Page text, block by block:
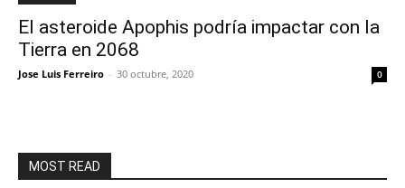
El asteroide Apophis podría impactar con la
Tierra en 2068
Jose Luis Ferreiro - 30 octubre, 2020 0
MOST READ